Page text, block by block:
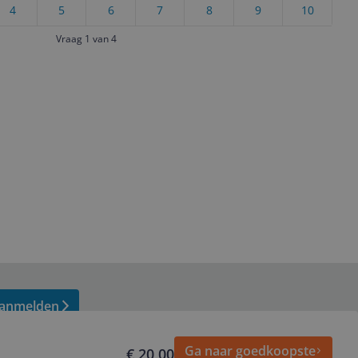
10
9
8
7
6
5
4
Vraag 1 van 4
€ 20,00
Ga naar goedkoopste